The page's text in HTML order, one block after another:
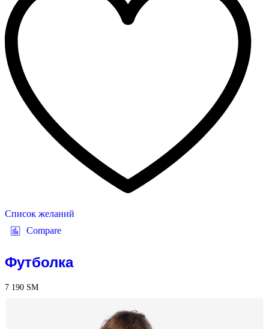
Список желаний
Compare
Футболка
7 190 ЅМ